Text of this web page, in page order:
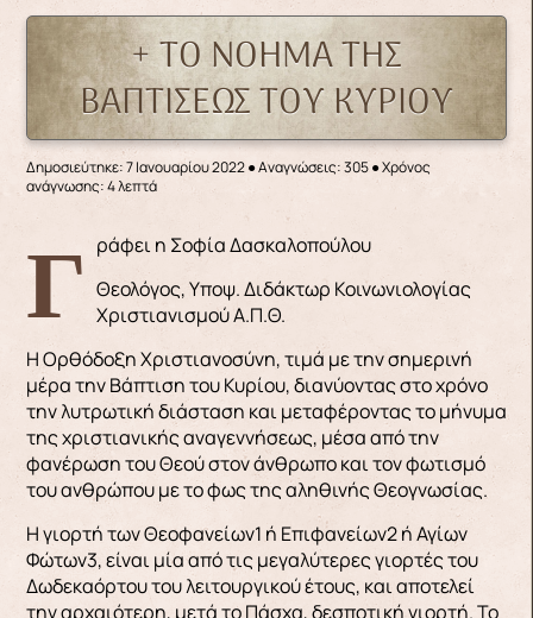
+ ΤΟ ΝΟΗΜΑ ΤΗΣ
ΒΑΠΤΙΣΕΩΣ ΤΟΥ ΚΥΡΙΟΥ
Δημοσιεύτηκε: 7 Ιανουαρίου 2022●Αναγνώσεις: 305● Χρόνος
ανάγνωσης: 4 λεπτά
Γράφει η Σοφία Δασκαλοπούλου
Θεολόγος, Υποψ. Διδάκτωρ Κοινωνιολογίας
Χριστιανισμού Α.Π.Θ.
Η Ορθόδοξη Χριστιανοσύνη, τιμά με την σημερινή
μέρα την Βάπτιση του Κυρίου, διανύοντας στο χρόνο
την λυτρωτική διάσταση και μεταφέροντας το μήνυμα
της χριστιανικής αναγεννήσεως, μέσα από την
φανέρωση του Θεού στον άνθρωπο και τον φωτισμό
του ανθρώπου με το φως της αληθινής Θεογνωσίας.
Η γιορτή των Θεοφανείων1 ή Επιφανείων2 ή Αγίων
Φώτων3, είναι μία από τις μεγαλύτερες γιορτές του
Δωδεκαόρτου του λειτουργικού έτους, και αποτελεί
την αρχαιότερη, μετά το Πάσχα, δεσποτική γιορτή. Το